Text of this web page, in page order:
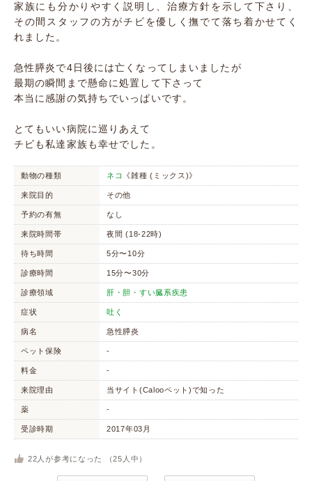
家族にも分かりやすく説明し、治療方針を示して下さり、
その間スタッフの方がチビを優しく撫でて落ち着かせてく
れました。
急性膵炎で4日後には亡くなってしまいましたが
最期の瞬間まで懸命に処置して下さって
本当に感謝の気持ちでいっぱいです。
とてもいい病院に巡りあえて
チビも私達家族も幸せでした。
動物の種類 ネコ 《雑種 (ミックス)》
来院目的 その他
予約の有無 なし
来院時間帯 夜間 (18-22時)
待ち時間 5分〜10分
診療時間 15分〜30分
診療領域 肝・胆・すい臓系疾患
症状 吐く
病名 急性膵炎
ペット保険 -
料金 -
来院理由 当サイト(Calooペット)で知った
薬 -
受診時期 2017年03月
22 人が参考になった （25 人中）